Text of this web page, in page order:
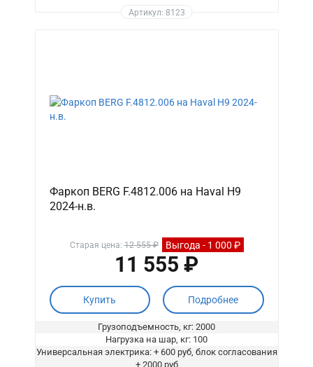
Артикул: 8123
Фаркоп BERG F.4812.006 на Haval H9
2024-н.в.
Старая цена:12 555 ₽ Выгода - 1 000 ₽
11 555 ₽
Купить Подробнее
Грузоподъемность, кг: 2000
Нагрузка на шар, кг: 100
Универсальная электрика: + 600 руб, блок согласования
+ 2000 руб